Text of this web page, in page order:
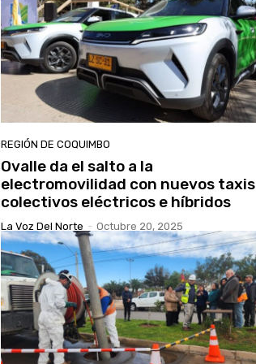
REGIÓN DE COQUIMBO
Ovalle da el salto a la
electromovilidad con nuevos taxis
colectivos eléctricos e híbridos
La Voz Del Norte - Octubre 20, 2025